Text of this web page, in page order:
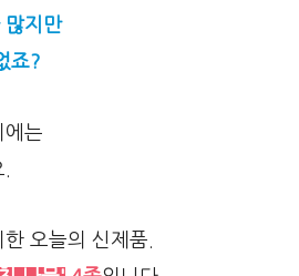
많지만
죠?
에는
오늘의 신제품.